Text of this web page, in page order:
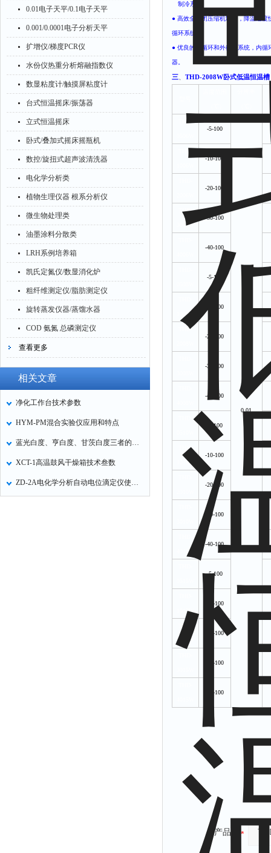
0.01电子天平/0.1电子天平
0.001/0.0001电子分析天平
扩增仪/梯度PCR仪
水份仪热重分析熔融指数仪
数显粘度计/触摸屏粘度计
台式恒温摇床/振荡器
立式恒温摇床
卧式/叠加式摇床摇瓶机
数控/旋扭式超声波清洗器
电化学分析类
植物生理仪器 根系分析仪
微生物处理类
油墨涂料分散类
LRH系例培养箱
凯氏定氮仪/数显消化炉
粗纤维测定仪/脂肪测定仪
旋转蒸发仪器/蒸馏水器
COD 氨氮 总磷测定仪
查看更多
相关文章
净化工作台技术参数
HYM-PM混合实验仪应用和特点
蓝光白度、亨白度、甘茨白度三者的区别
XCT-1高温鼓风干燥箱技术叁数
ZD-2A电化学分析自动电位滴定仪使用方法
制冷系统
● 高效全封闭压缩机制冷，降温速
循环系统
● 优良的内循环和外循环系统，内
器。
三 THD-2008W卧式低温恒温
THD-
-5-100
0.01
THD-
-10-100
-20-100
THD-
3006W
-30-100
-40-100
-5-100
1008W
-10-100
THD-
-20-100
-30-100
-40-100
-5-100
THD-
1010W
-10-100
-20-100
-30-100
4010W
-40-100
-5-100
1015W
-10-100
THD-
2015W
-20-100
-30-100
-40-100
产品：